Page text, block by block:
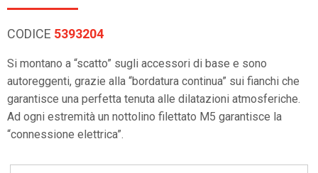
CODICE 5393204
Si montano a “scatto” sugli accessori di base e sono
autoreggenti, grazie alla “bordatura continua” sui fianchi che
garantisce una perfetta tenuta alle dilatazioni atmosferiche.
Ad ogni estremità un nottolino filettato M5 garantisce la
“connessione elettrica”.